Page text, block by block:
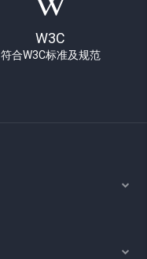
W3C
符合W3C标准及规范